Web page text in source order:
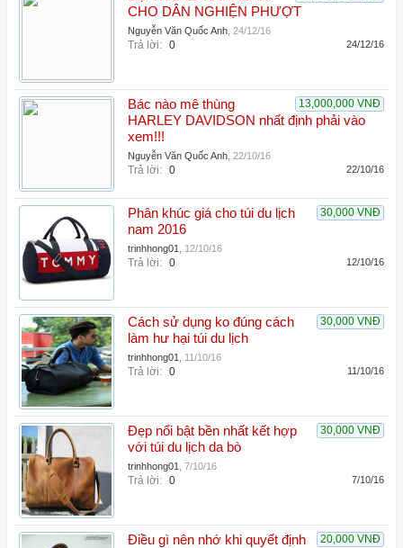
CHO DÂN NGHIỆN PHƯỢT
Nguyễn Văn Quốc Anh 24/12/16
Trả lời: 0 24/12/16
13,000,000 VNĐ
Bác nào mê thùng
HARLEY DAVIDSON nhất định phải vào
xem!!!
Nguyễn Văn Quốc Anh 22/10/16
Trả lời: 0 22/10/16
30,000 VNĐ
Phân khúc giá cho túi du lịch
nam 2016
trinhhong01 12/10/16
Trả lời: 0 12/10/16
30,000 VNĐ
Cách sử dụng ko đúng cách
làm hư hại túi du lịch
trinhhong01 11/10/16
Trả lời: 0 11/10/16
30,000 VNĐ
Đẹp nổi bật bền nhất kết hợp
với túi du lịch da bò
trinhhong01 7/10/16
Trả lời: 0 7/10/16
20,000 VNĐ
Điều gì nên nhớ khi quyết định